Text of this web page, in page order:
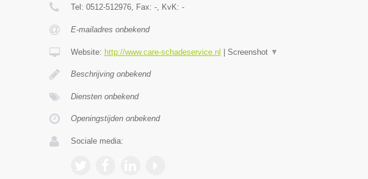
Tel: 0512-512976, Fax: -, KvK: -
E-mailadres onbekend
Website: http://www.care-schadeservice.nl Screenshot ▼
Beschrijving onbekend
Diensten onbekend
Openingstijden onbekend
Sociale media: